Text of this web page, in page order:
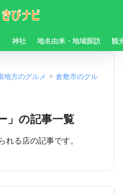
神社 地名由来・地域探訪 観
地方のグルメ
倉敷市のグル
」の記事一覧
る店の記事です。